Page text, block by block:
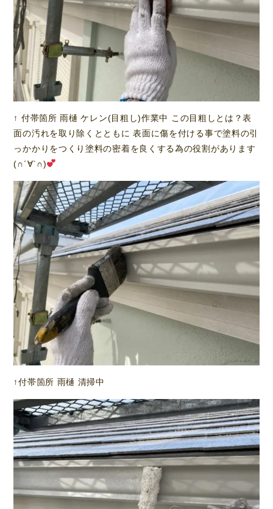
↑ 付帯箇所 雨樋 ケレン(目粗し)作業中 この目粗しとは？表
面の汚れを取り除くとともに 表面に傷を付ける事で塗料の引
っかかりをつくり塗料の密着を良くする為の役割があります
(∩´∀`∩)
↑付帯箇所 雨樋 清掃中